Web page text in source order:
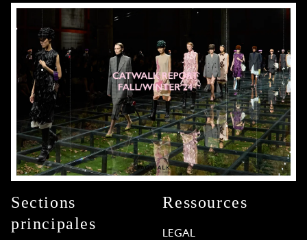
Sections
principales
Ressources
LEGAL